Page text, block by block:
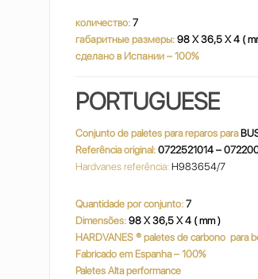
количество:7
габаритные размеры: 98 X 36,5 X 4 (
сделано в Испании – 100%
PORTUGUESE
Conjunto de paletes para reparos para
Referência original:0722521014 –
Hardvanes referência: H983654/7
Quantidade por conjunto:7
Dimensões: 98 X 36,5 X 4 ( mm )
HARDVANES ® paletes de carbono para
Fabricado em Espanha – 100%
Paletes Alta performance